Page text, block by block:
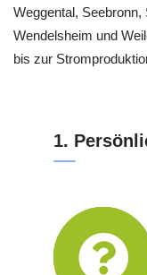
Weggental,
Wendelsheim und
bis zur
1.